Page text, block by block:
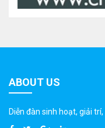
ABOUT US
Diễn đàn sinh hoạt, giải